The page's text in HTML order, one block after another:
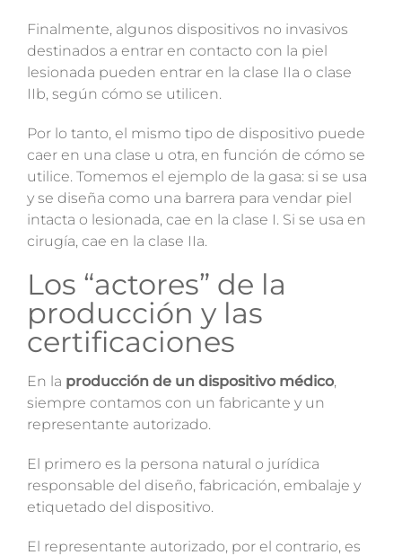
Finalmente, algunos dispositivos no invasivos
destinados a entrar en contacto con la piel
lesionada pueden entrar en la clase IIa o clase
IIb, según cómo se utilicen.
Por lo tanto, el mismo tipo de dispositivo puede
caer en una clase u otra, en función de cómo se
utilice. Tomemos el ejemplo de la gasa: si se usa
y se diseña como una barrera para vendar piel
intacta o lesionada, cae en la clase I. Si se usa en
cirugía, cae en la clase IIa.
Los “actores” de la
producción y las
certificaciones
En la producción de un dispositivo médico,
siempre contamos con un fabricante y un
representante autorizado.
El primero es la persona natural o jurídica
responsable del diseño, fabricación, embalaje y
etiquetado del dispositivo.
El representante autorizado, por el contrario, es